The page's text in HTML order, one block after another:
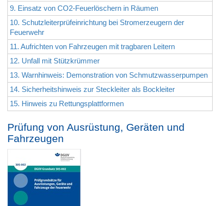
9. Einsatz von CO2-Feuerlöschern in Räumen
10. Schutzleiterprüfeinrichtung bei Stromerzeugern der
Feuerwehr
11. Aufrichten von Fahrzeugen mit tragbaren Leitern
12. Unfall mit Stützkrümmer
13. Warnhinweis: Demonstration von Schmutzwasserpumpen
14. Sicherheitshinweis zur Steckleiter als Bockleiter
15. Hinweis zu Rettungsplattformen
Prüfung von Ausrüstung, Geräten und
Fahrzeugen